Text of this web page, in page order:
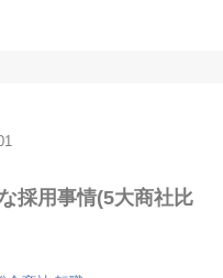
採用事情(5大商社比